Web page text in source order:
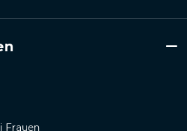
Frauen